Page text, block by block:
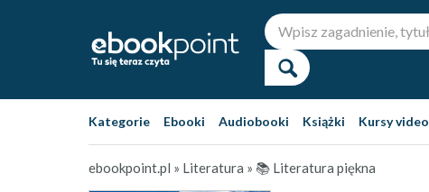
Kategorie Ebooki Audiobooki Książki Kursy video
ebookpoint.pl » Literatura » 📚 Literatura piękna